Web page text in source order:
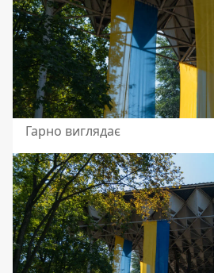
Гарно виглядає